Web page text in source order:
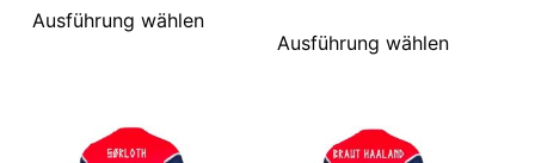
Ausführung wählen
Ausführung wählen